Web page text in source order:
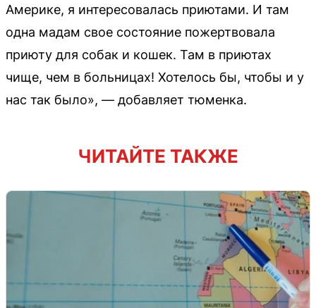
Америке, я интересовалась приютами. И там
одна мадам свое состояние пожертвовала
приюту для собак и кошек. Там в приютах
чище, чем в больницах! Хотелось бы, чтобы и у
нас так было», — добавляет тюменка.
ЧИТАЙТЕ ТАКЖЕ